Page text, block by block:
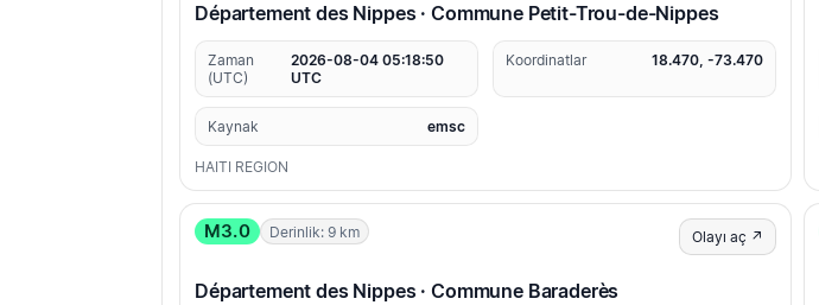
Département des Nippes · Commune Petit-Trou-de-Nippes
Zaman
(UTC)
2026-08-04 05:18:50
UTC
Koordinatlar 18.470, -73.470
Kaynak emsc
HAITI REGION
M3.0 Derinlik: 9 km Olayı aç ↗
Département des Nippes · Commune Baraderès